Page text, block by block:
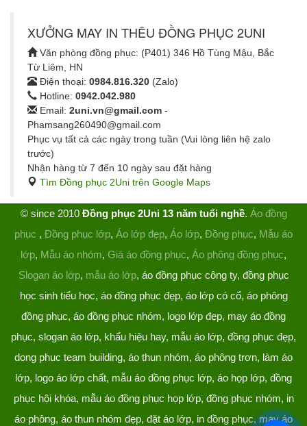
XƯỞNG MAY IN THÊU ĐỒNG PHỤC 2UNI
Văn phòng đồng phục: (P401) 346 Hồ Tùng Mậu, Bắc
Từ Liêm, HN
Điện thoại: 0984.816.320 (Zalo)
Hotline: 0942.042.980
Email: 2uni.vn@gmail.com -
Phamsang260490@gmail.com
Phục vụ tất cả các ngày trong tuần (Vui lòng liên hệ zalo
trước)
Nhận hàng từ 7 đến 10 ngày sau đặt hàng
Tìm Đồng phục 2Uni trên Google Maps
© since 2010 Đồng phục 2Uni 13 năm tuổi nghề. Áo đồng
phục , Đồng phục lớp, Áo lớp đẹp, Áo lớp, Đồng phục, Mẫu áo
lớp, Mẫu áo nhóm, Giá áo đồng phục, Áo phông đồng phục,
Slogan áo lớp, mẫu áo lớp, áo đồng phục công ty, đồng phục
học sinh tiểu học, áo đồng phục đẹp, áo lớp có cổ, áo phông
đồng phục, áo đồng phục nhóm, logo lớp đẹp, may áo đồng
phục, slogan áo lớp, khẩu hiệu hay, mẫu áo lớp, đồng phục đẹp,
dong phuc team building, áo thun nhóm, áo phông trơn, làm áo
lớp, logo áo lớp chất, mẫu áo đồng phục lớp, áo họp lớp, đồng
phục hội khóa, mẫu áo đồng phục họp lớp, đồng phục nhóm, in
áo phông, áo thun nhóm đẹp, đặt áo lớp, in đồng phục, may áo